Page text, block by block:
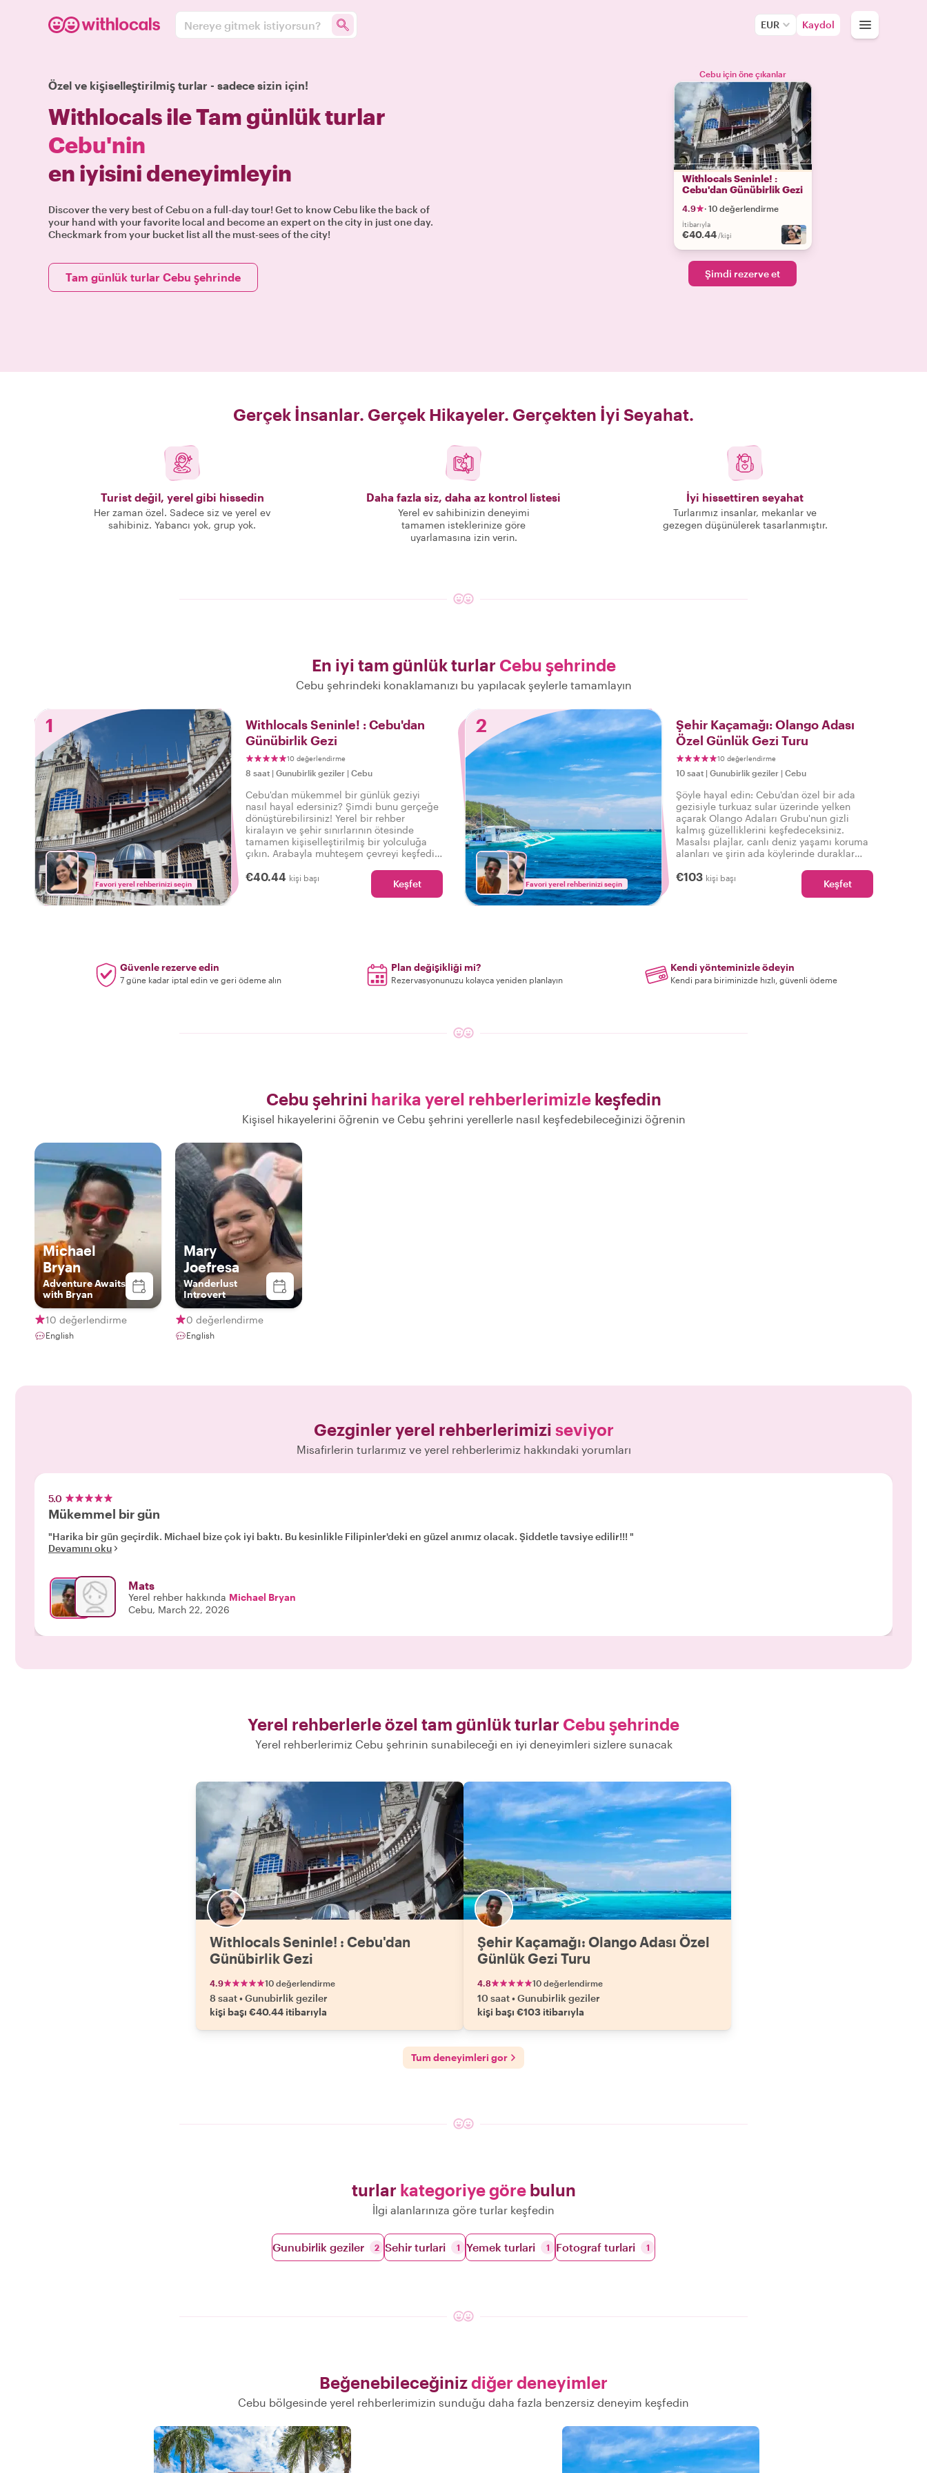
Nereye gitmek istiyorsun? EUR Kaydol
Özel ve kişiselleştirilmiş turlar - sadece sizin için!
Withlocals ile Tam günlük turlar
Cebu'nin
en iyisini deneyimleyin
Discover the very best of Cebu on a full-day tour! Get to know Cebu like the back of
your hand with your favorite local and become an expert on the city in just one day.
Checkmark from your bucket list all the must-sees of the city!
Tam günlük turlar Cebu şehrinde
Cebu için öne çıkanlar
Withlocals Seninle! :
Cebu'dan Günübirlik Gezi
4.9 · 10 değerlendirme
İtibarıyla
€40.44 /kişi
Şimdi rezerve et
Gerçek İnsanlar. Gerçek Hikayeler. Gerçekten İyi Seyahat.
Turist değil, yerel gibi hissedin
Her zaman özel. Sadece siz ve yerel ev
sahibiniz. Yabancı yok, grup yok.
Daha fazla siz, daha az kontrol listesi
Yerel ev sahibinizin deneyimi
tamamen isteklerinize göre
uyarlamasına izin verin.
İyi hissettiren seyahat
Turlarımız insanlar, mekanlar ve
gezegen düşünülerek tasarlanmıştır.
En iyi tam günlük turlar Cebu şehrinde
Cebu şehrindeki konaklamanızı bu yapılacak şeylerle tamamlayın
1
Favori yerel rehberinizi seçin
Withlocals Seninle! : Cebu'dan
Günübirlik Gezi
10 değerlendirme
8 saat | Gunubirlik geziler | Cebu
Cebu'dan mükemmel bir günlük geziyi
nasıl hayal edersiniz? Şimdi bunu gerçeğe
dönüştürebilirsiniz! Yerel bir rehber
kiralayın ve şehir sınırlarının ötesinde
tamamen kişiselleştirilmiş bir yolculuğa
çıkın. Arabayla muhteşem çevreyi keşfedin
karar verin. Ünlü yerlerden kırsaldaki gizli
€40.44 kişi başı Keşfet
2
Favori yerel rehberinizi seçin
Şehir Kaçamağı: Olango Adası
Özel Günlük Gezi Turu
10 değerlendirme
10 saat | Gunubirlik geziler | Cebu
Şöyle hayal edin: Cebu'dan özel bir ada
gezisiyle turkuaz sular üzerinde yelken
açarak Olango Adaları Grubu'nun gizli
kalmış güzelliklerini keşfedeceksiniz.
Masalsı plajlar, canlı deniz yaşamı koruma
alanları ve şirin ada köylerinde duraklar
Hayır, bu Withlocals ile günübirlik bir
geziyle, yerel bir rehber eşliğinde mümkün!
€103 kişi başı Keşfet
Güvenle rezerve edin
7 güne kadar iptal edin ve geri ödeme alın
Plan değişikliği mi?
Rezervasyonunuzu kolayca yeniden planlayın
Kendi yönteminizle ödeyin
Kendi para biriminizde hızlı, güvenli ödeme
Cebu şehrini harika yerel rehberlerimizlekeşfedin
Kişisel hikayelerini öğrenin ve Cebu şehrini yerellerle nasıl keşfedebileceğinizi öğrenin
Michael
Bryan
Adventure Awaits
with Bryan
10 değerlendirme
English
Mary
Joefresa
Wanderlust
Introvert
0 değerlendirme
English
Gezginler yerel rehberlerimizi seviyor
Misafirlerin turlarımız ve yerel rehberlerimiz hakkındaki yorumları
5.0
Mükemmel bir gün
"Harika bir gün geçirdik. Michael bize çok iyi baktı. Bu kesinlikle Filipinler'deki en güzel anımız olacak. Şiddetle tavsiye edilir!!! "
Devamını oku
Mats
Yerel rehber hakkında Michael Bryan
Cebu, March 22, 2026
Yerel rehberlerle özel tam günlük turlar Cebu şehrinde
Yerel rehberlerimiz Cebu şehrinin sunabileceği en iyi deneyimleri sizlere sunacak
Withlocals Seninle! : Cebu'dan
Günübirlik Gezi
4.9 10 değerlendirme
8 saat•Gunubirlik geziler
kişi başı €40.44 itibarıyla
Şehir Kaçamağı: Olango Adası Özel
Günlük Gezi Turu
4.8 10 değerlendirme
10 saat•Gunubirlik geziler
kişi başı €103 itibarıyla
Tum deneyimleri gor
turlar kategoriye görebulun
İlgi alanlarınıza göre turlar keşfedin
Gunubirlik geziler 2 Sehir turlari 1 Yemek turlari 1 Fotograf turlari 1
Beğenebileceğinizdiğer deneyimler
Cebu bölgesinde yerel rehberlerimizin sunduğu daha fazla benzersiz deneyim keşfedin